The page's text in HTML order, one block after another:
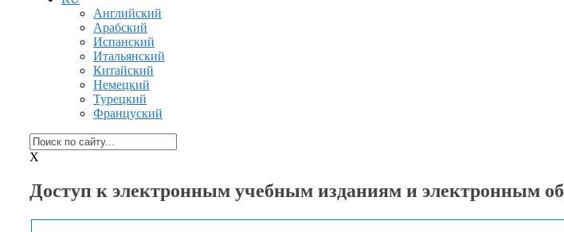
Английский
Арабский
Испанский
Итальянский
Китайский
Немецкий
Турецкий
Француский
X
Доступ к электронным учебным изданиям и электронным